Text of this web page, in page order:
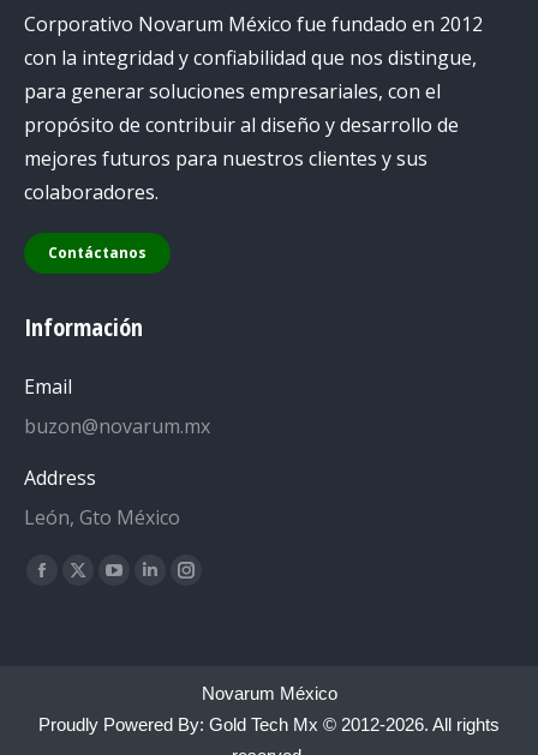
Corporativo Novarum México fue fundado en 2012
con la integridad y confiabilidad que nos distingue,
para generar soluciones empresariales, con el
propósito de contribuir al diseño y desarrollo de
mejores futuros para nuestros clientes y sus
colaboradores.
Contáctanos
Información
Email
buzon@novarum.mx
Address
León, Gto México
Encuéntranos en:
Facebook
window
X
window
YouTube
window
Linkedin
window
Instagram
new
window
Novarum México
Proudly Powered By: Gold Tech Mx © 2012-2026. All rights